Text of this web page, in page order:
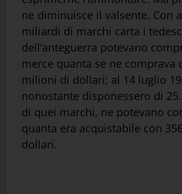
ne diminuisce il valsente. Con
miliardi di marchi carta i
dell’anteguerra potevano
merce quanta se ne comprava
milioni di dollari; al 14 luglio
nonostante disponessero di
di quei marchi, ne potevano
quanta era acquistabile con
dollari.